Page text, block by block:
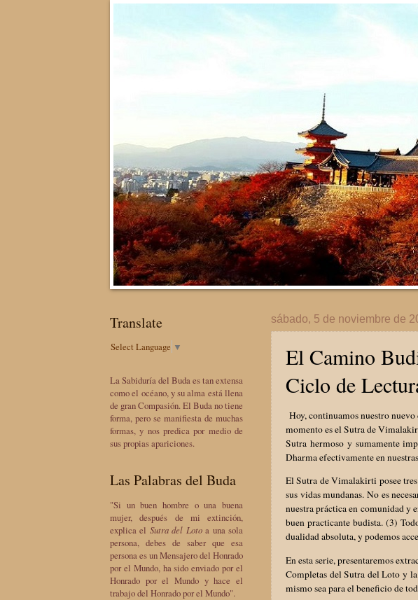
sábado, 5 de noviembre de
El Camino
Ciclo de
Hoy, continuamos nuestro
momento es el Sutra de
Sutra hermoso y sumamente
Dharma efectivamente en
El Sutra de Vimalakirti posee
sus vidas mundanas. No es
nuestra práctica en comunidad y
buen practicante budista. (3)
dualidad absoluta, y podemos
En esta serie, presentaremos
Completas del Sutra del Loto y
mismo sea para el beneficio de
Translate
Select Language ▼
La Sabiduría del Buda es tan extensa
como el océano, y su alma está llena
de gran Compasión. El Buda no tiene
forma, pero se manifiesta de muchas
formas, y nos predica por medio de
sus propias apariciones.
Las Palabras del Buda
"Si un buen hombre o una buena
mujer, después de mi extinción,
explica el Sutra del Lotoa una sola
persona, debes de saber que esa
persona es un Mensajero del Honrado
por el Mundo, ha sido enviado por el
Honrado por el Mundo y hace el
trabajo del Honrado por el Mundo".